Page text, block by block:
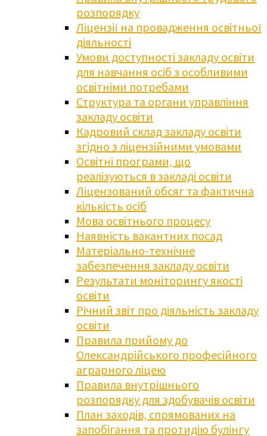
розпорядку
Ліцензії на провадження освітньої
діяльності
Умови доступності закладу освіти
для навчання осіб з особливими
освітніми потребами
Структура та органи управління
закладу освіти
Кадровий склад закладу освіти
згідно з ліцензійними умовами
Освітні програми, що
реалізуються в закладі освіти
Ліцензований обсяг та фактична
кількість осіб
Мова освітнього процесу
Наявність вакантних посад
Матеріально-технічне
забезпечення закладу освіти
Результати моніторингу якості
освіти
Річний звіт про діяльність закладу
освіти
Правила прийому до
Олександрійського професійного
аграрного ліцею
Правила внутрішнього
розпорядку для здобувачів освіти
План заходів, спрямованих на
запобігання та протидію булінгу